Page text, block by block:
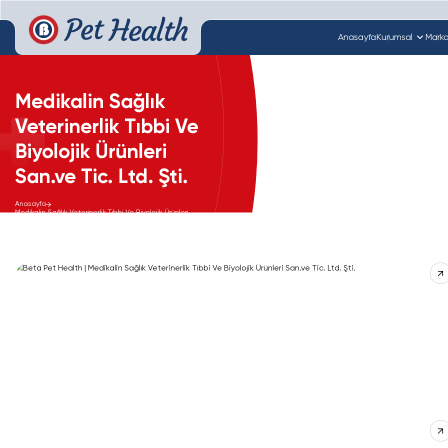
Anasayfa Kurumsal
Medikalin Sağlık
Veterinerlik Tıbbi Ve
Biyolojik Ürünleri
San.ve Tic. Ltd. Şti.
Anasayfa
Medikalin Sağlık Veterinerlik Tıbbi Ve Biyolojik Ürünleri